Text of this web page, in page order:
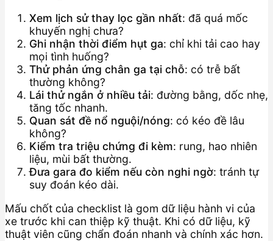
Xem lịch sử thay lọc gần nhất: đã quá mốc
khuyến nghị chưa?
Ghi nhận thời điểm hụt ga: chỉ khi tải cao hay
mọi tình huống?
Thử phản ứng chân ga tại chỗ: có trễ bất
thường không?
Lái thử ngắn ở nhiều tải: đường bằng, dốc nhẹ,
tăng tốc nhanh.
Quan sát đề nổ nguội/nóng: có kéo đề lâu
không?
Kiểm tra triệu chứng đi kèm: rung, hao nhiên
liệu, mùi bất thường.
Đưa gara đo kiểm nếu còn nghi ngờ: tránh tự
suy đoán kéo dài.
Mấu chốt của checklist là gom dữ liệu hành vi của
xe trước khi can thiệp kỹ thuật. Khi có dữ liệu, kỹ
thuật viên cũng chẩn đoán nhanh và chính xác hơn.